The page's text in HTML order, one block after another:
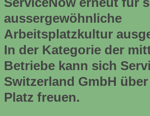
aussergewöhnliche
Arbeitsplatzkultur
In der Kategorie der
Betriebe kann sich
Switzerland GmbH
Platz freuen.